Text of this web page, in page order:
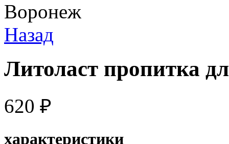
Воронеж
Назад
Литоласт пропитка
620 ₽
характеристики